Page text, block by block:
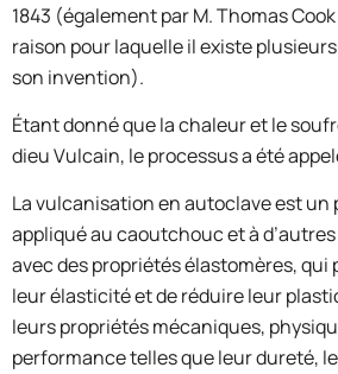
1843 (également par M. Thomas
raison pour laquelle il existe
son invention).
Étant donné que la chaleur et le
dieu Vulcain, le processus a été
La vulcanisation en autoclave est un
appliqué au caoutchouc et à
avec des propriétés élastomères,
leur élasticité et de réduire leur
leurs propriétés mécaniques,
performance telles que leur dureté,